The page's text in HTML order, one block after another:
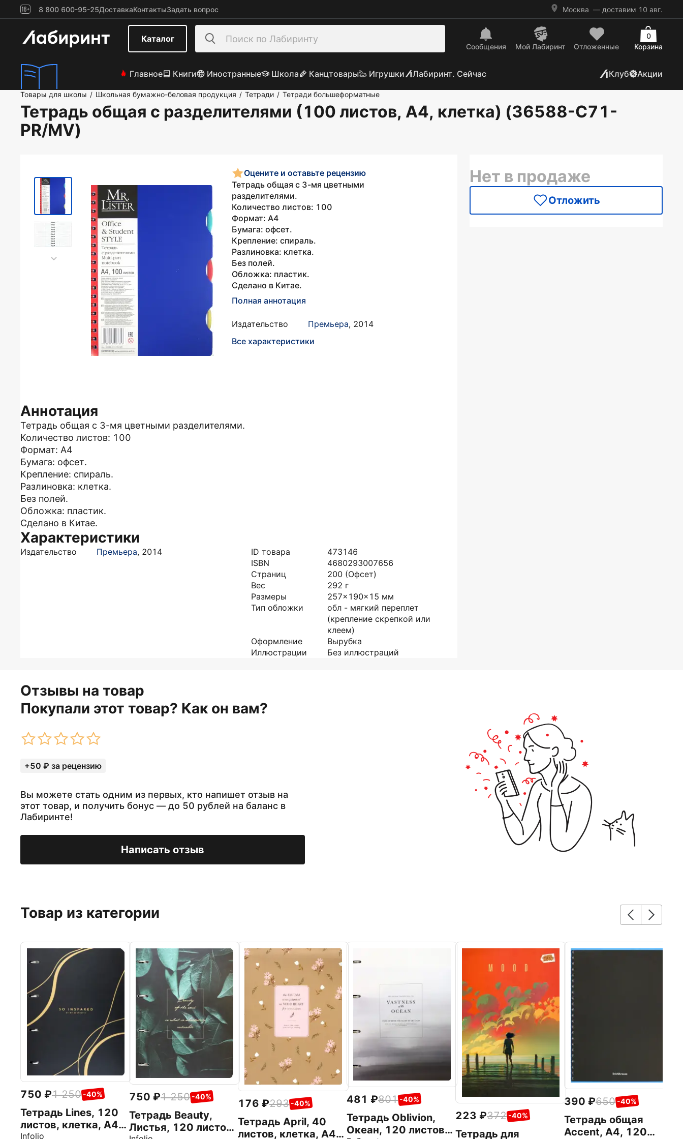
8 800 600-95-25ДоставкаКонтактыЗадать вопрос Москва — доставим 10 авг.
Каталог
Сообщения Mой Лабиринт Отложенные Корзина
0
Главное Книги Иностранные Школа Канцтовары Игрушки Лабиринт. Сейчас Клуб Акции
Товары для школы / Школьная бумажно-беловая продукция / Тетради / Тетради большеформатные
Тетрадь общая с разделителями (100 листов, А4, клетка) (36588-С71-
PR/MV)
Оцените и оставьте рецензию
Тетрадь общая с 3-мя цветными
разделителями.
Количество листов: 100
Формат: А4
Бумага: офсет.
Крепление: спираль.
Разлиновка: клетка.
Без полей.
Обложка: пластик.
Сделано в Китае.
Полная аннотация
Издательство Премьера, 2014
Все характеристики
Аннотация
Тетрадь общая с 3-мя цветными разделителями.
Количество листов: 100
Формат: А4
Бумага: офсет.
Крепление: спираль.
Разлиновка: клетка.
Без полей.
Обложка: пластик.
Сделано в Китае.
Характеристики
Издательство Премьера, 2014 ID товара
473146
ISBN
4680293007656
Страниц
200 (Офсет)
Вес
292 г
Размеры
257x190x15 мм
Тип обложки
обл - мягкий переплет
(крепление скрепкой или
клеем)
Оформление
Вырубка
Иллюстрации
Без иллюстраций
Нет в продаже
Отложить
Отзывы на товар
Покупали этот товар? Как он вам?
+50 ₽ за рецензию
Вы можете стать одним из первых, кто напишет отзыв на
этот товар, и получить бонус — до 50 рублей на баланс в
Лабиринте!
Написать отзыв
Товар из категории
750 1 250 -40%
Тетрадь Lines, 120
листов, клетка, А4,
Infolio
750 1 250 -40%
Тетрадь Beauty,
Листья, 120 листов,
176 293 -40%
Тетрадь April, 40
листов, клетка, А4,
481 801 -40%
Тетрадь Oblivion,
Океан, 120 листов,
223 372 -40%
Тетрадь для
390 650 -40%
Тетрадь общая
Accent, А4, 120